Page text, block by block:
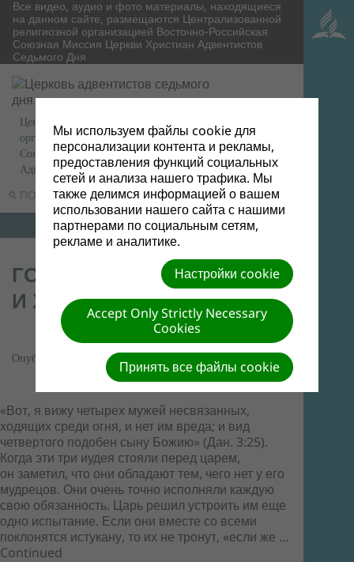
Все видео, аудио и фото материалы, находящиеся
на данном сайте, размещаются Централизованной
религиозной организацией Восточно-Российская
Союзная Миссия Церкви Христиан Адвентистов
Седьмого Дня
ПОИСК МЕНЮ
Централизованная религиозная
организация Восточно-Российская
Союзная Миссия Церкви Христиан
Адвентистов Седьмого Дня
ГОСПОДИН ЖАРЫ
И ХОЛОДА
Опубликовано 11 Jun 2026
«Вот, я вижу четырех мужей несвязанных,
ходящих среди огня, и нет им вреда; и вид
четвертого подобен сыну Божию» (Дан. 3:25).
Когда эти три иудея стояли перед царем,
он заметил, что они обладают тем, чего нет у его
мудрецов. Они очень точно исполняли каждую
свою обязанность. Царь решил устроить им еще
одно испытание. Если они вместе со всеми
поклонятся истукану, то их не тронут, «если же …
Continued
Мы используем файлы cookie для
персонализации контента и рекламы,
предоставления функций социальных
сетей и анализа нашего трафика. Мы
также делимся информацией о вашем
использовании нашего сайта с нашими
партнерами по социальным сетям,
рекламе и аналитике.
Настройки cookie
Accept Only Strictly Necessary
Cookies
Принять все файлы cookie